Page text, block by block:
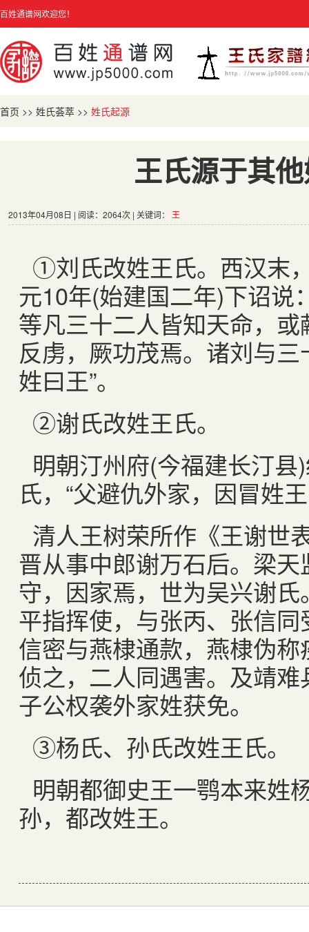
百姓通谱网欢迎您！
首页 >> 姓氏荟萃 >> 姓氏起源
王氏源于其
2013年04月08日 | 阅读：2064次 | 关键词： 王
①刘氏改姓王氏。西汉末
元10年(始建国二年)下诏说
等凡三十二人皆知天命，
反虏，厥功茂焉。诸刘与
姓曰王”。
②谢氏改姓王氏。
明朝汀州府(今福建长汀县)
氏，“父避仇外家，因冒姓
清人王树荣所作《王谢世
晋从事中郎谢万石后。梁
守，因家焉，世为吴兴谢
平指挥使，与张丙、张信
信密与燕棣通款，燕棣伪
侦之，二人同遇害。及靖
子公权袭外家姓获免。
③杨氏、孙氏改姓王氏。
明朝都御史王一鹗本来姓
孙，都改姓王。